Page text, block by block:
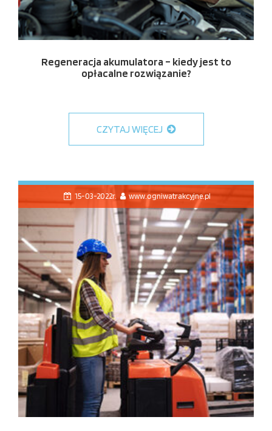
Regeneracja akumulatora – kiedy jest to
opłacalne rozwiązanie?
CZYTAJ WIĘCEJ
15-03-2022r. www.ogniwatrakcyjne.pl